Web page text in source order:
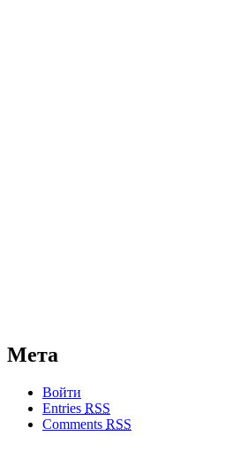
Мета
Войти
Entries RSS
Comments RSS